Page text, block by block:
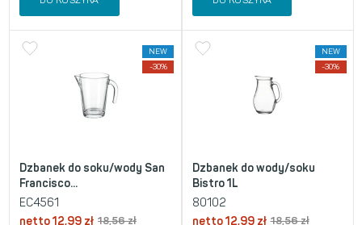
NEW
-30%
Dzbanek do soku/wody San
Francisco...
EC4561
netto12,99 zł 18,56zł
NEW
-30%
Dzbanek do wody/soku
Bistro 1L
80102
netto 12,99 zł 18,56zł